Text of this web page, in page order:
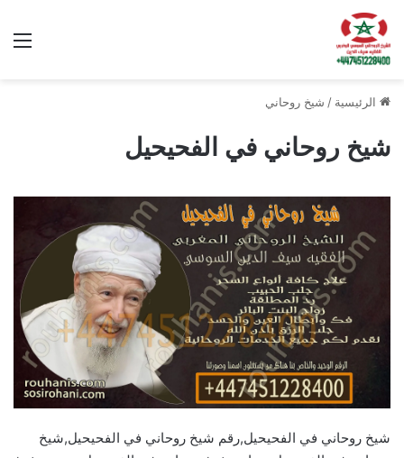
الرئيسية / شيخ روحاني
شيخ روحاني في الفحيحيل
شيخ روحاني في الفحيحيل,رقم شيخ روحاني في الفحيحيل,شيخ